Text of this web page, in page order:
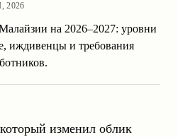
2026
на 2026–2027: уровни
иждивенцы и требования
изменил облик